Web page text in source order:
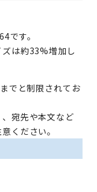
です。
は約33%増加し
でと制限されてお
宛先や本文など
ください。